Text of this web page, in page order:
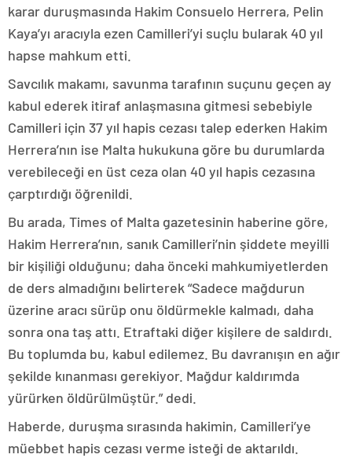
karar duruşmasında Hakim Consuelo Herrera, Pelin
Kaya’yı aracıyla ezen Camilleri’yi suçlu bularak 40 yıl
hapse mahkum etti.
Savcılık makamı, savunma tarafının suçunu geçen ay
kabul ederek itiraf anlaşmasına gitmesi sebebiyle
Camilleri için 37 yıl hapis cezası talep ederken Hakim
Herrera’nın ise Malta hukukuna göre bu durumlarda
verebileceği en üst ceza olan 40 yıl hapis cezasına
çarptırdığı öğrenildi.
Bu arada, Times of Malta gazetesinin haberine göre,
Hakim Herrera’nın, sanık Camilleri’nin şiddete meyilli
bir kişiliği olduğunu; daha önceki mahkumiyetlerden
de ders almadığını belirterek “Sadece mağdurun
üzerine aracı sürüp onu öldürmekle kalmadı, daha
sonra ona taş attı. Etraftaki diğer kişilere de saldırdı.
Bu toplumda bu, kabul edilemez. Bu davranışın en ağır
şekilde kınanması gerekiyor. Mağdur kaldırımda
yürürken öldürülmüştür.” dedi.
Haberde, duruşma sırasında hakimin, Camilleri’ye
müebbet hapis cezası verme isteği de aktarıldı.